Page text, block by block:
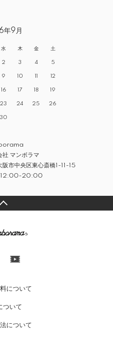
9月
水 木 金 土
2 3 4 5
9 10 11 12
16 17 18 19
23 24 25 26
30
マンボラマ
市中央区東心斎橋1-11-15
12:00-20:00
について
ついて
について